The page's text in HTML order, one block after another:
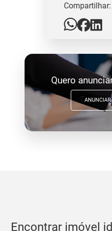
Compartilhar:
Quero
Encontrar imóvel